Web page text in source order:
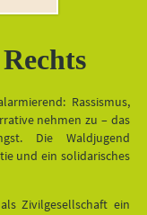
Rassismus,
nehmen zu – das
Die Waldjugend
und ein solidarisches
Zivilgesellschaft ein